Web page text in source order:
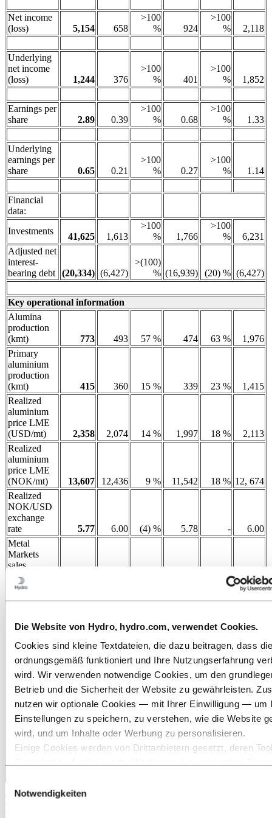
Die Website von Hydro, hydro.com, verwendet Cookies.
Cookies sind kleine Textdateien, die dazu beitragen, dass
ordnungsgemäß funktioniert und Ihre Nutzungserfahrung
wird. Wir verwenden notwendige Cookies, um den
Betrieb und die Sicherheit der Website zu gewährleisten.
nutzen wir optionale Cookies — mit Ihrer Einwilligung — um
Einstellungen zu speichern, zu verstehen, wie die Website
wird, und um Inhalte oder Werbung zu personalisieren.
Einige Cookies werden von Drittanbietern gesetzt, deren
unserer Website sammeln, mit anderen Daten kombinieren,
Einwilligungsauswahl
Notwendigkeiten
Net income
(loss)
5,154 658
>100
%
924
>100
%
2,118
Underlying
net income
(loss)
1,244 376
>100
%
401
>100
%
1,852
Earnings per
share
2.89 0.39
>100
%
0.68
>100
%
1.33
Underlying
earnings per
share
0.65 0.21
>100
%
0.27
>100
%
1.14
Financial
data:
Investments
41,625 1,613
>100
%
1,766
>100
%
6,231
Adjusted net
interest-
bearing debt
(20,334) (6,427)
>(100)
% (16,939) (20) % (6,427)
Key operational information
Alumina
production
(kmt)
773 493 57 % 474 63 %
1,976
Primary
aluminium
production
(kmt)
415 360 15 % 339 23 %
1,415
Realized
aluminium
price LME
(USD/mt)
2,358 2,074 14 % 1,997 18 %
2,113
Realized
aluminium
price LME
(NOK/mt)
13,607 12,436 9 % 11,542 18 % 12, 674
Realized
NOK/USD
exchange
rate
5.77 6.00 (4) % 5.78 -
6.00
Metal
Markets
sales
volumes to
external
market (kmt)
467 417 12 % 414 13 %
1,717
Products
volumes to
external
market (kmt)
945
Products
sales
volumes to
market (kmt)
136 127 8 % 128 6 %
Power
production
Pro forma underlying financial and operating
results